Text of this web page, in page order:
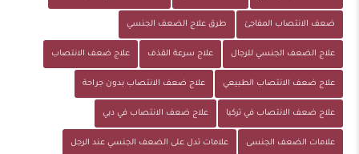
ضعف الانتصاب المفاجئ طرق علاج الضعف الجنسي
علاج الضعف الجنسي للرجال علاج سرعة القذف علاج ضعف الانتصاب
علاج ضعف الانتصاب الطبيعي علاج ضعف الانتصاب بدون جراحة
علاج ضعف الانتصاب في تركيا علاج ضعف الانتصاب في دبي
علامات الضعف الجنسى علامات تدل على الضعف الجنسي عند الرجل